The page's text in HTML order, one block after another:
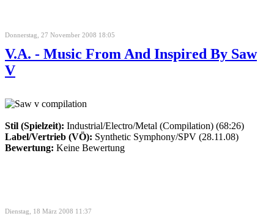
Donnerstag, 27 November 2008 18:05
V.A. - Music From And Inspired By Saw
V
Stil (Spielzeit): Industrial/Electro/Metal (Compilation) (68:26)
Label/Vertrieb (VÖ): Synthetic Symphony/SPV (28.11.08)
Bewertung: Keine Bewertung
Dienstag, 18 März 2008 11:37